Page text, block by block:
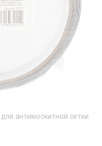
антимоскитной сетки